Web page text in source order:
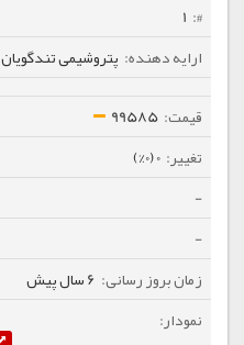
1
پتروشیمی تندگویان
99585
0 (0%)
-
-
6 سال پیش